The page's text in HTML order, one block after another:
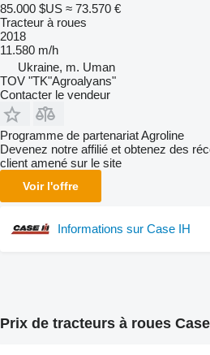
85.000 $US ≈ 73.570 €
Tracteur à roues
2018
11.580 m/h
Ukraine, m. Uman
TOV "TK"Agroalyans"
Contacter le vendeur
Programme de partenariat Agroline
Devenez notre affilié et obtenez des
client amené sur le site
Voir l'offre
Informations sur Case IH
Prix de tracteurs à roues